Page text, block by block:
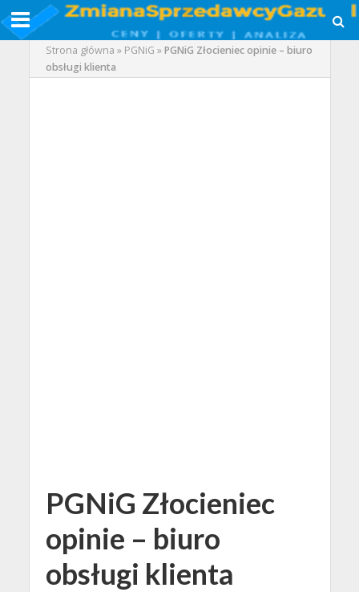
Strona główna » PGNiG »PGNiG Złocieniec opinie – biuro
obsługi klienta
PGNiG Złocieniec
opinie – biuro
obsługi klienta